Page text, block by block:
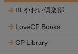
BLやおい倶楽部
LoveCP Books
CP Library